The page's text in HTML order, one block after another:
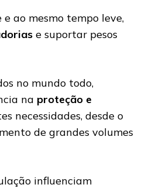
ao mesmo tempo leve,
e suportar pesos
no mundo todo,
na proteção e
necessidades, desde o
de grandes volumes
influenciam